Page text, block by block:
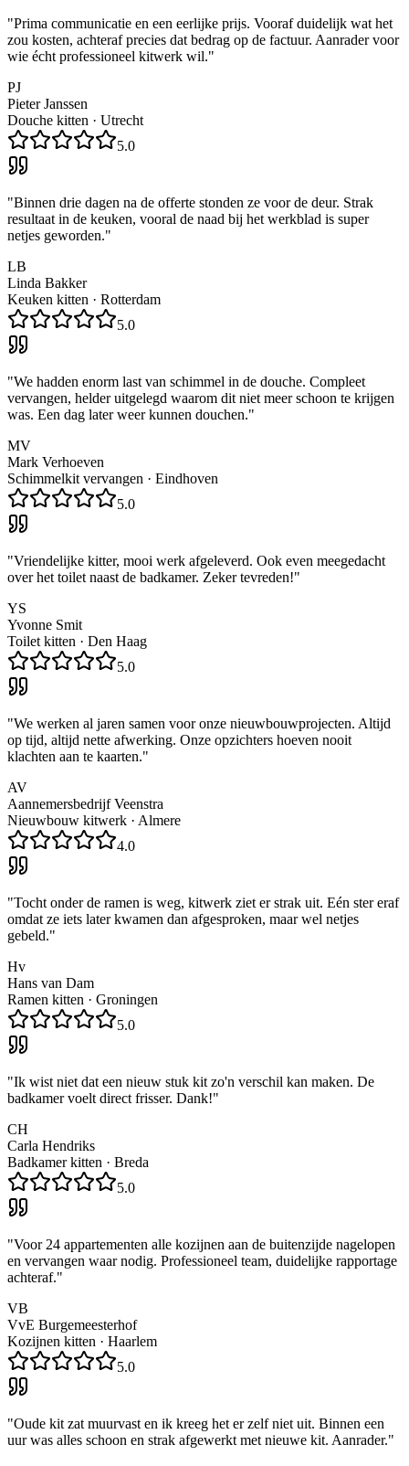
"Prima communicatie en een eerlijke prijs. Vooraf duidelijk wat het
zou kosten, achteraf precies dat bedrag op de factuur. Aanrader voor
wie écht professioneel kitwerk wil."
PJ
Pieter Janssen
Douche kitten · Utrecht
5.0
"Binnen drie dagen na de offerte stonden ze voor de deur. Strak
resultaat in de keuken, vooral de naad bij het werkblad is super
netjes geworden."
LB
Linda Bakker
Keuken kitten · Rotterdam
5.0
"We hadden enorm last van schimmel in de douche. Compleet
vervangen, helder uitgelegd waarom dit niet meer schoon te krijgen
was. Een dag later weer kunnen douchen."
MV
Mark Verhoeven
Schimmelkit vervangen · Eindhoven
5.0
"Vriendelijke kitter, mooi werk afgeleverd. Ook even meegedacht
over het toilet naast de badkamer. Zeker tevreden!"
YS
Yvonne Smit
Toilet kitten · Den Haag
5.0
"We werken al jaren samen voor onze nieuwbouwprojecten. Altijd
op tijd, altijd nette afwerking. Onze opzichters hoeven nooit
klachten aan te kaarten."
AV
Aannemersbedrijf Veenstra
Nieuwbouw kitwerk · Almere
4.0
"Tocht onder de ramen is weg, kitwerk ziet er strak uit. Eén ster eraf
omdat ze iets later kwamen dan afgesproken, maar wel netjes
gebeld."
Hv
Hans van Dam
Ramen kitten · Groningen
5.0
"Ik wist niet dat een nieuw stuk kit zo'n verschil kan maken. De
badkamer voelt direct frisser. Dank!"
CH
Carla Hendriks
Badkamer kitten · Breda
5.0
"Voor 24 appartementen alle kozijnen aan de buitenzijde nagelopen
en vervangen waar nodig. Professioneel team, duidelijke rapportage
achteraf."
VB
VvE Burgemeesterhof
Kozijnen kitten · Haarlem
5.0
"Oude kit zat muurvast en ik kreeg het er zelf niet uit. Binnen een
uur was alles schoon en strak afgewerkt met nieuwe kit. Aanrader."